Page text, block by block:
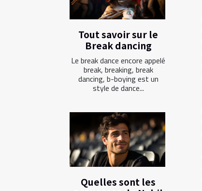
Tout savoir sur le
Break dancing
Le break dance encore appelé
break, breaking, break
dancing, b-boying est un
style de dance...
Quelles sont les